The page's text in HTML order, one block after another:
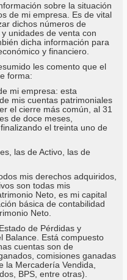
sobre la situación
de mi empresa. Es de vital
dichos números de
unidades de venta con
dicha información para
y financiero.
les comento que el
forma:
mi empresa: esta
mis cuentas patrimoniales
el cierre más común, al 31
de doce meses,
el treinta uno de
las de Activo, las de
mis derechos adquiridos,
son todas mis
Neto, es mi capital
básica de contabilidad
Neto.
de Pérdidas y
Balance. Está compuesto
cuentas son de
comisiones ganadas
la Mercadería Vendida,
BPS, entre otras).